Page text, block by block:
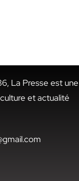
La Presse est
et actualité